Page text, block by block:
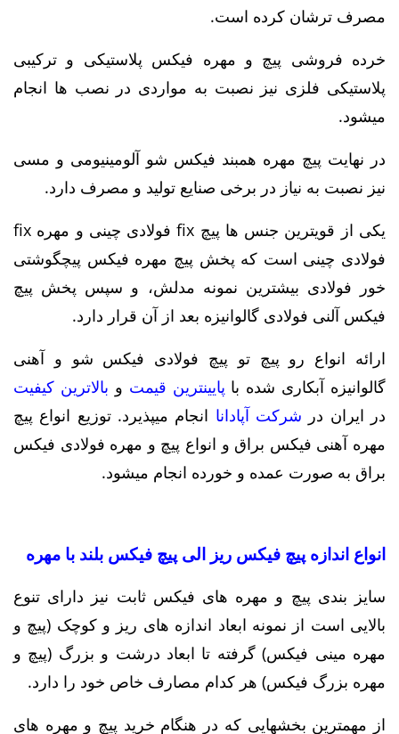
مصرف ترشان کرده است.
خرده فروشی پیچ و مهره فیکس پلاستیکی و ترکیبی
پلاستیکی فلزی نیز نصبت به مواردی در نصب ها انجام
میشود.
در نهایت پیچ مهره همبند فیکس شو آلومینیومی و مسی
نیز نصبت به نیاز در برخی صنایع تولید و مصرف دارد.
یکی از قویترین جنس ها پیچ fix فولادی چینی و مهره fix
فولادی چینی است که پخش پیچ مهره فیکس پیچگوشتی
خور فولادی بیشترین نمونه مدلش، و سپس پخش پیچ
فیکس آلنی فولادی گالوانیزه بعد از آن قرار دارد.
ارائه انواع رو پیچ تو پیچ فولادی فیکس شو و آهنی
گالوانیزه آبکاری شده با پایینترین قیمت و بالاترین کیفیت
در ایران در شرکت آپادانا انجام میپذیرد. توزیع انواع پیچ
مهره آهنی فیکس براق و انواع پیچ و مهره فولادی فیکس
براق به صورت عمده و خورده انجام میشود.
انواع اندازه پیچ فیکس ریز الی پیچ فیکس بلند با مهره
سایز بندی پیچ و مهره های فیکس ثابت نیز دارای تنوع
بالایی است از نمونه ابعاد اندازه های ریز و کوچک (پیچ و
مهره مینی فیکس) گرفته تا ابعاد درشت و بزرگ (پیچ و
مهره بزرگ فیکس) هر کدام مصارف خاص خود را دارد.
از مهمترین بخشهایی که در هنگام خرید پیچ و مهره های